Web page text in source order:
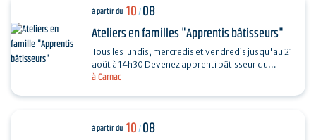
à Carnac
à partir du 10/08
Ateliers en familles "Apprentis bâtisseurs"
Tous les lundis, mercredis et vendredis jusqu'au 21
août à 14h30 Devenez apprenti bâtisseur du
Néolithique pour percer les secrets de
à partir du 10/08